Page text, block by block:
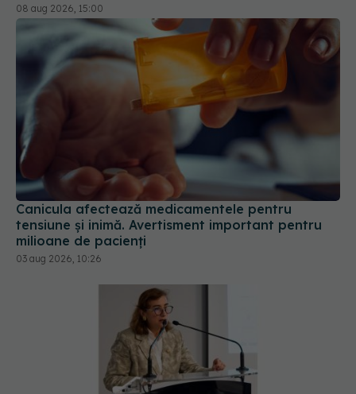
08 aug 2026, 15:00
Canicula afectează medicamentele pentru
tensiune și inimă. Avertisment important pentru
milioane de pacienți
03 aug 2026, 10:26